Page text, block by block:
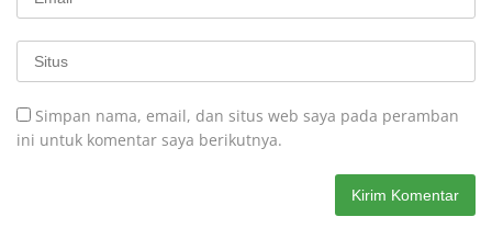
Simpan nama, email, dan situs web saya pada peramban
ini untuk komentar saya berikutnya.